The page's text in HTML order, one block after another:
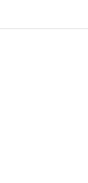
konten